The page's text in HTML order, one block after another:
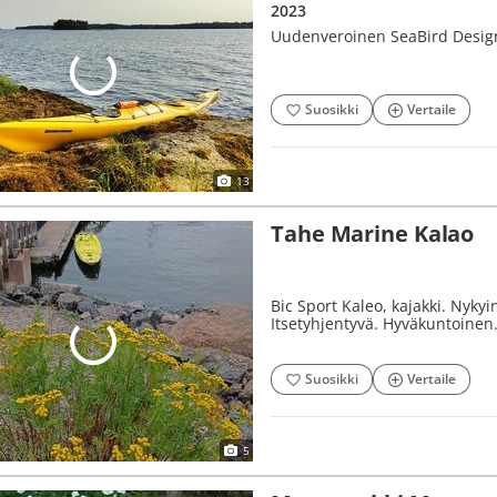
13
2023
Uudenveroinen SeaBird
Suosikki Vertaile
5
Tahe Marine Kalao
Bic Sport Kaleo, kajakki.
Itsetyhjentyvä. Hyväkuntoinen.
Suosikki Vertaile